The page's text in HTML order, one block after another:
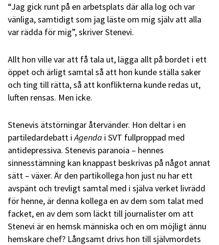
“Jag gick runt på en arbetsplats där alla log och var
vänliga, samtidigt som jag läste om mig själv att alla
var rädda för mig”, skriver Stenevi.
Allt hon ville var att få tala ut, lägga allt på bordet i ett
öppet och ärligt samtal så att hon kunde ställa saker
och ting till rätta, så att konflikterna kunde redas ut,
luften rensas. Men icke.
Stenevis ätstörningar återvänder. Hon deltar i en
partiledardebatt iAgenda i SVT fullproppad med
antidepressiva. Stenevis paranoia – hennes
sinnesstämning kan knappast beskrivas på något annat
sätt – växer. Är den partikollega hon just nu har ett
avspänt och trevligt samtal med i själva verket livrädd
för henne, är denna kollega en av dem som talat med
facket, en av dem som läckt till journalister om att
Stenevi är en hemsk människa och en om möjligt ännu
hemskare chef? Långsamt drivs hon till självmordets